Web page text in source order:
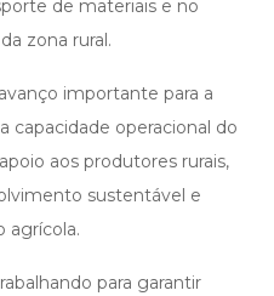
de materiais e no
zona rural.
importante para a
capacidade operacional do
aos produtores rurais,
sustentável e
agrícola.
para garantir